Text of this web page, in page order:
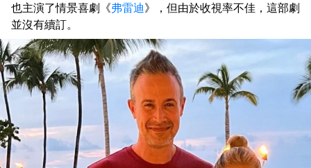
也主演了情景喜劇《弗雷迪》，但由於收視率不佳，這部劇
並沒有續訂。